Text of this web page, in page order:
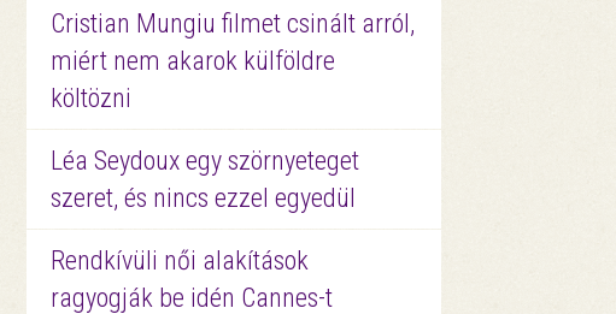
Cristian Mungiu filmet csinált arról,
miért nem akarok külföldre
költözni
Léa Seydoux egy szörnyeteget
szeret, és nincs ezzel egyedül
Rendkívüli női alakítások
ragyogják be idén Cannes-t